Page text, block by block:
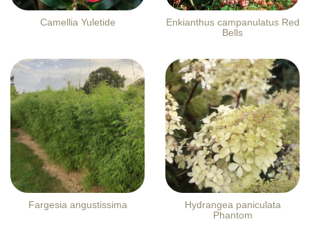
Camellia Yuletide
Enkianthus campanulatus Red
Bells
Fargesia angustissima
Hydrangea paniculata
Phantom